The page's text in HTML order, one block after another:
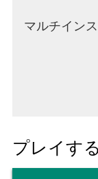
マルチイン
プレイす